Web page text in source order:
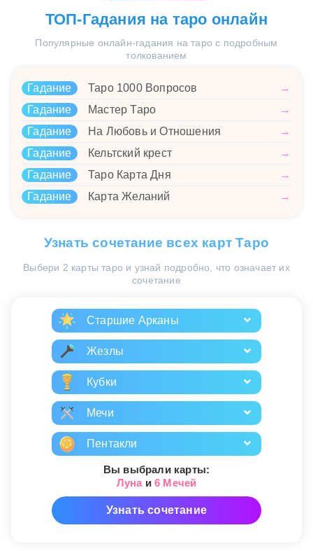
ТОП-Гадания на таро онлайн
Популярные онлайн-гадания на таро с подробным
толкованием
Гадание Таро 1000 Вопросов
→
Гадание
Мастер Таро
→
Гадание
На Любовь и Отношения
→
Гадание
Кельтский крест
→
Гадание
Таро Карта Дня
→
Гадание
Карта Желаний →
Узнать сочетание всех карт Таро
Выбери 2 карты таро и узнай подробно, что означает их
сочетание
Старшие Арканы
Жезлы
Кубки
Мечи
Пентакли
Вы выбрали карты:
Луна и 6 Мечей
Узнать сочетание